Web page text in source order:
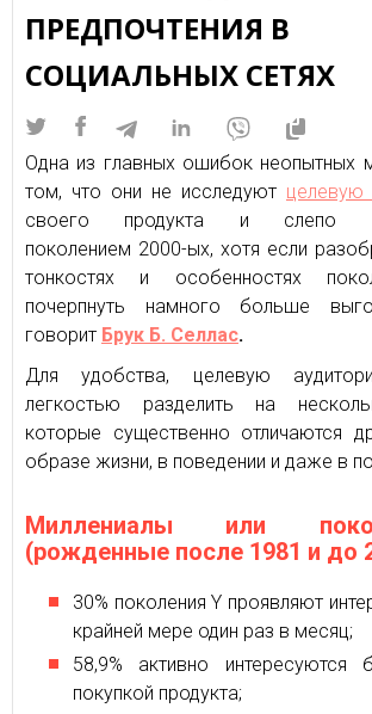
ПРЕДПОЧТЕНИЯ В
СОЦИАЛЬНЫХ СЕТЯХ
Одна из главных ошибок неопытных
том, что они не исследуют целевую
своего продукта и слепо
поколением 2000-ых, хотя если
тонкостях и особенностях
почерпнуть намного больше
говорит Брук Б. Селлас.
Для удобства, целевую
легкостью разделить на
которые существенно отличаются
образе жизни, в поведении и даже в
Миллениалы или
(рожденные после 1981 и до
30% поколения Y проявляют
крайней мере один раз в месяц;
58,9% активно интересуются
покупкой продукта;